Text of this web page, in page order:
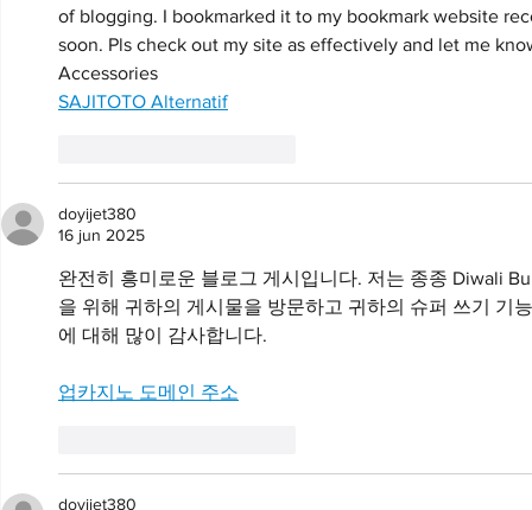
of blogging. I bookmarked it to my bookmark website
soon. Pls check out my site as effectively and let me
Accessories
SAJITOTO Alternatif
doyijet380
16 jun 2025
완전히 흥미로운 블로그 게시입니다. 저는 종종 Diwali
을 위해 귀하의 게시물을 방문하고 귀하의 슈퍼 쓰기 기
에 대해 많이 감사합니다.
업카지노 도메인 주소
doyijet380